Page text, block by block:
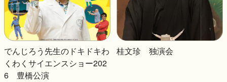
でんじろう先生のドキドキわ
くわくサイエンスショー202
6 豊橋公演
桂文珍 独演会